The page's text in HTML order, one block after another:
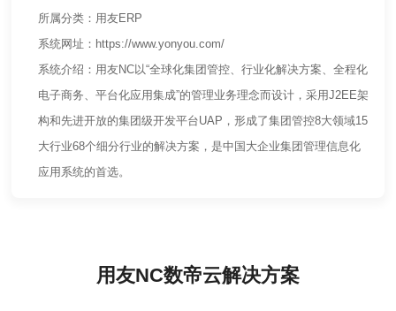
所属分类：用友ERP
系统网址：https://www.yonyou.com/
系统介绍：用友NC以“全球化集团管控、行业化解决方案、全程化
电子商务、平台化应用集成”的管理业务理念而设计，采用J2EE架
构和先进开放的集团级开发平台UAP，形成了集团管控8大领域15
大行业68个细分行业的解决方案，是中国大企业集团管理信息化
应用系统的首选。
用友NC数帝云解决方案